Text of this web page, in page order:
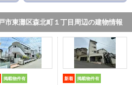
東灘区森北町１丁目周辺の建物情報
掲載物件有 新着 掲載物件有